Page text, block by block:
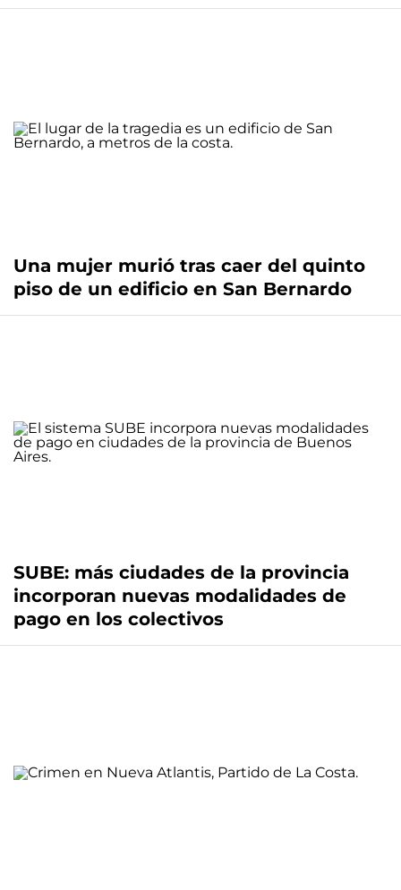
Una mujer murió tras caer del quinto
piso de un edificio en San Bernardo
SUBE: más ciudades de la provincia
incorporan nuevas modalidades de
pago en los colectivos